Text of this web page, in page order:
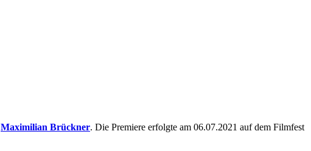
Maximilian Brückner. Die Premiere erfolgte am 06.07.2021 auf dem Filmfest